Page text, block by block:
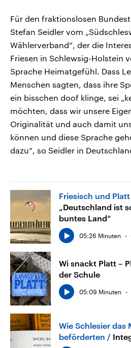
Für den fraktionslosen
Stefan Seidler vom
Wählerverband“, der die
Friesen in Schlewsig-Holstein
Sprache Heimatgefühl. Dass
Menschen sagten, dass ihre
ein bisschen doof klinge, sei
möchten, dass wir unsere
Originalität und auch damit
können und diese Sprache
dazu“, so Seidler in
Friesisch und
„Deutschland ist
buntes Land“
05:26 Minuten
Wi snackt Platt –
der Schule
05:09 Minuten
Wie Schlesier das
beförderten